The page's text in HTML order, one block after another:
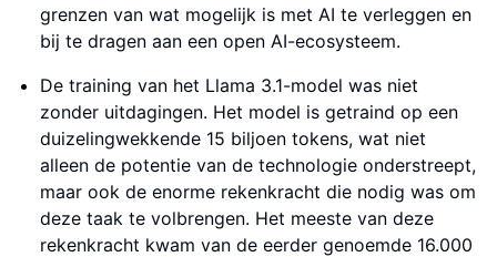
grenzen van wat mogelijk is met AI te verleggen en
bij te dragen aan een open AI-ecosysteem.
De training van het Llama 3.1-model was niet
zonder uitdagingen. Het model is getraind op een
duizelingwekkende 15 biljoen tokens, wat niet
alleen de potentie van de technologie onderstreept,
maar ook de enorme rekenkracht die nodig was om
deze taak te volbrengen. Het meeste van deze
rekenkracht kwam van de eerder genoemde 16.000